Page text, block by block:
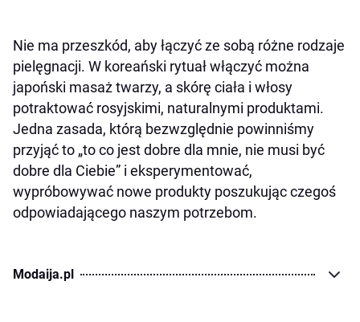
Nie ma przeszkód, aby łączyć ze sobą różne rodzaje
pielęgnacji. W koreański rytuał włączyć można
japoński masaż twarzy, a skórę ciała i włosy
potraktować rosyjskimi, naturalnymi produktami.
Jedna zasada, którą bezwzględnie powinniśmy
przyjąć to „to co jest dobre dla mnie, nie musi być
dobre dla Ciebie” i eksperymentować,
wypróbowywać nowe produkty poszukując czegoś
odpowiadającego naszym potrzebom.
Modaija.pl